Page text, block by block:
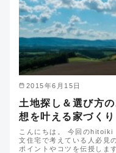
2015年6月15日
土地探し＆選び方
想を叶える家づくり
こんにちは。 今回のhitoiki
文住宅で考えている人必見
ポイントやコツを伝授しま